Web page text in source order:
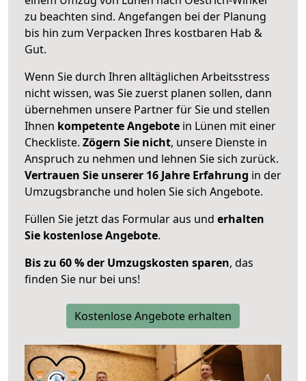
zu beachten sind. Angefangen bei der Planung
bis hin zum Verpacken Ihres kostbaren Hab &
Gut.
Wenn Sie durch Ihren alltäglichen Arbeitsstress
nicht wissen, was Sie zuerst planen sollen, dann
übernehmen unsere Partner für Sie und stellen
Ihnen kompetente Angebote in Lünen mit einer
Checkliste. Zögern Sie nicht, unsere Dienste in
Anspruch zu nehmen und lehnen Sie sich zurück.
Vertrauen Sie unserer 16 Jahre Erfahrung in der
Umzugsbranche und holen Sie sich Angebote.
Füllen Sie jetzt das Formular aus und erhalten
Sie kostenlose Angebote.
Bis zu 60 % der Umzugskosten sparen, das
finden Sie nur bei uns!
Kostenlose Angebote erhalten